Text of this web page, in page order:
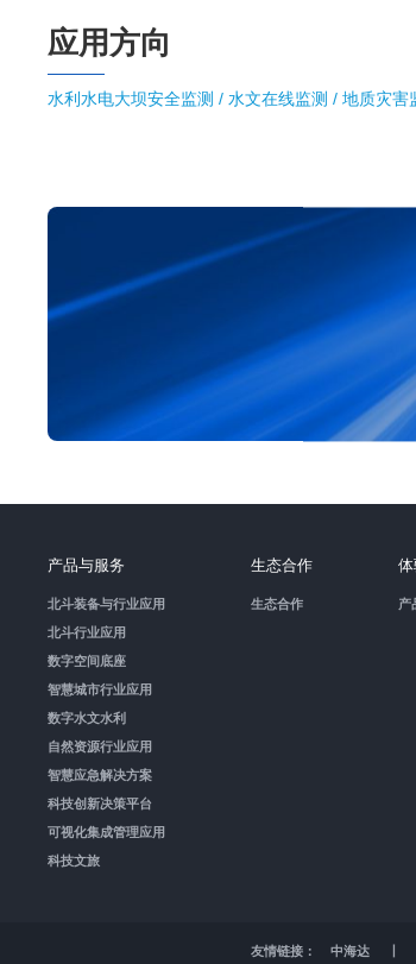
应用方向
水利水电大坝安全监测 / 水文在线监测 / 地质灾
产品与服务
北斗装备与行业应用
北斗行业应用
数字空间底座
智慧城市行业应用
数字水文水利
自然资源行业应用
智慧应急解决方案
科技创新决策平台
可视化集成管理应用
科技文旅
生态合作
生态合作 产
友情链接： 中海达